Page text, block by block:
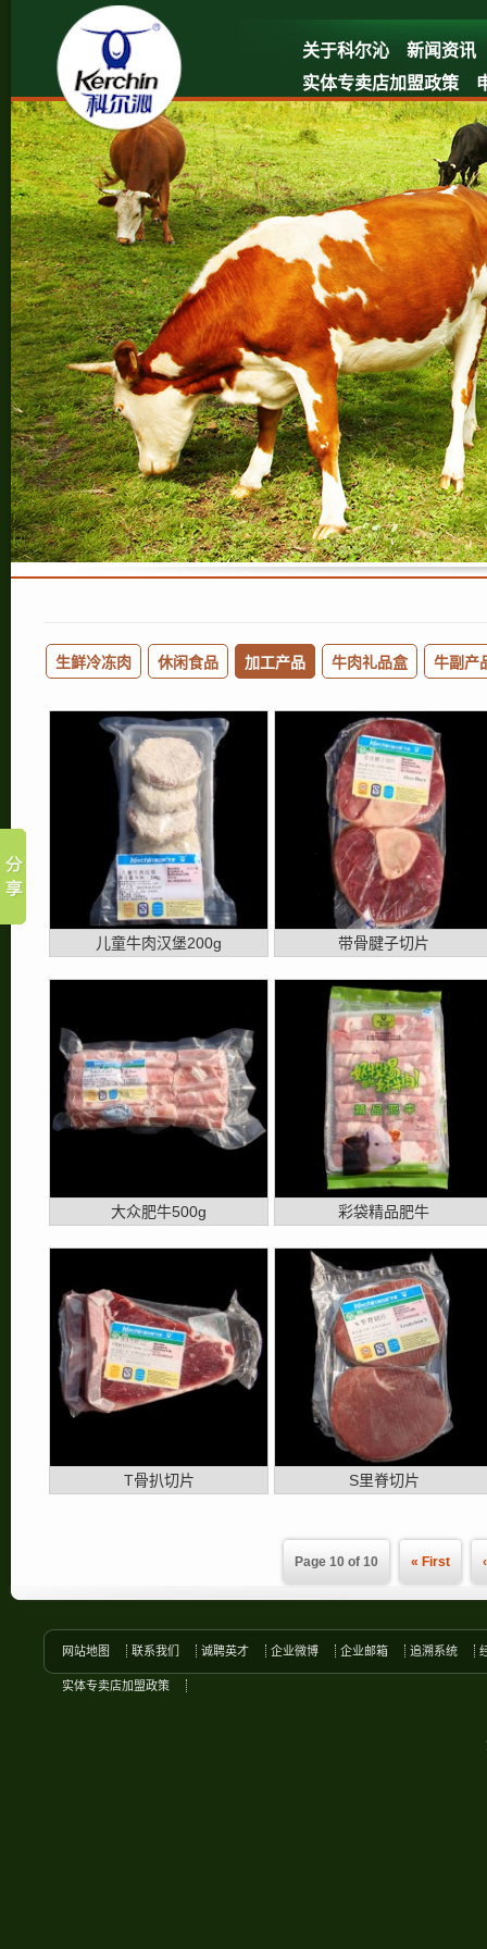
关于科尔沁
新闻资讯
实体专卖店加盟政策
生鲜冷冻肉 休闲食品 加工产品 牛肉礼品盒 牛副产
儿童牛肉汉堡200g 带骨腱子切片
大众肥牛500g 彩袋精品肥牛
T骨扒切片 S里脊切片
Page 10 of 10 « First
网站地图 联系我们 诚聘英才 企业微博 企业邮箱 追溯系统
实体专卖店加盟政策